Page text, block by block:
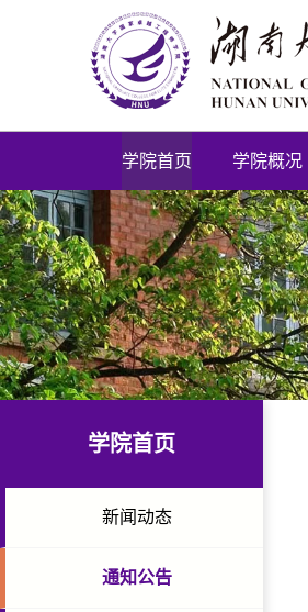
学院首页 学院概况
学院首页
新闻动态
通知公告